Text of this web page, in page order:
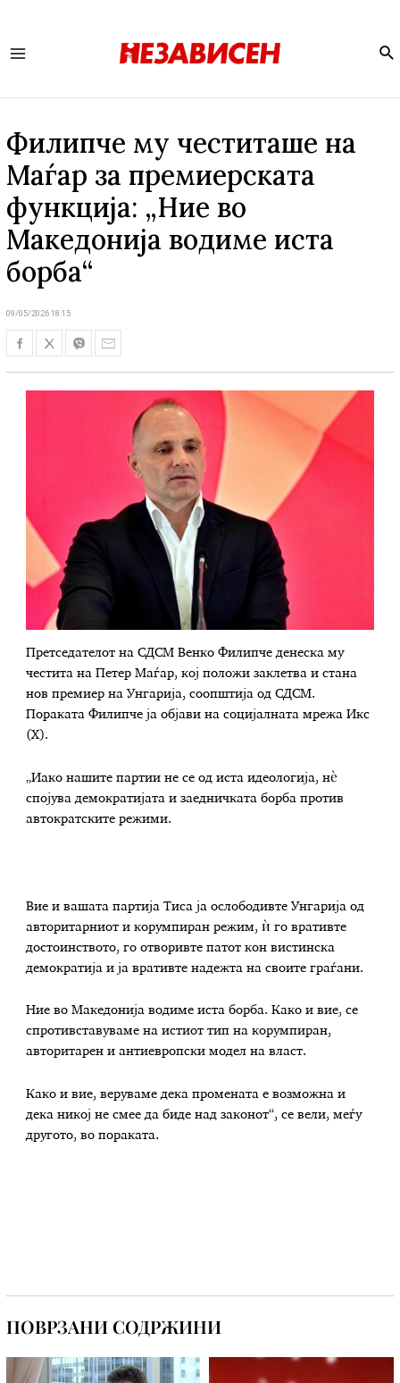
Филипче му честиташе на
Маѓар за премиерската
функција: „Ние во
Македонија водиме иста
борба“
09/05/2026 18:15
Претседателот на СДСМ Венко Филипче денеска му
честита на Петер Маѓар, кој положи заклетва и стана
нов премиер на Унгарија, соопштија од СДСМ.
Пораката Филипче ја објави на социјалната мрежа Икс
(X).
„Иако нашите партии не се од иста идеологија, нè
спојува демократијата и заедничката борба против
автократските режими.
Вие и вашата партија Тиса ја ослободивте Унгарија од
авторитарниот и корумпиран режим, ѝ го вративте
достоинството, го отворивте патот кон вистинска
демократија и ја вративте надежта на своите граѓани.
Ние во Македонија водиме иста борба. Како и вие, се
спротивставуваме на истиот тип на корумпиран,
авторитарен и антиевропски модел на власт.
Како и вие, веруваме дека промената е возможна и
дека никој не смее да биде над законот“, се вели, меѓу
другото, во пораката.
ПОВРЗАНИ СОДРЖИНИ